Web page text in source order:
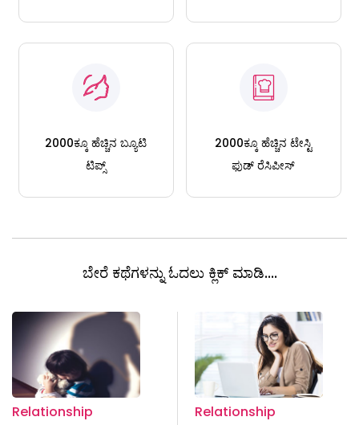
2000ಕ್ಕೂ ಹೆಚ್ಚಿನ ಬ್ಯೂಟಿ
ಟಿಪ್ಸ್
2000ಕ್ಕೂ ಹೆಚ್ಚಿನ ಟೇಸ್ಟಿ
ಫುಡ್ ರೆಸಿಪೀಸ್
ಬೇರೆ ಕಥೆಗಳನ್ನು ಓದಲು ಕ್ಲಿಕ್ ಮಾಡಿ....
Relationship
Relationship